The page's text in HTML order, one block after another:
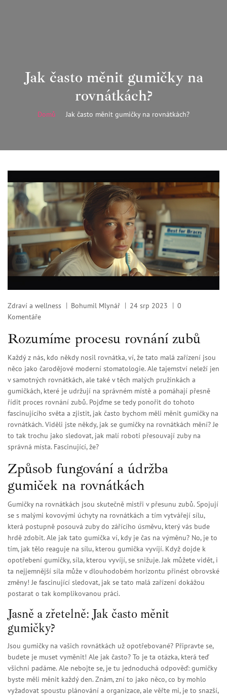
Jak často měnit gumičky na
rovnátkách?
Domů Jak často měnit gumičky na rovnátkách?
Zdraví a wellness Bohumil Mlynář 24 srp 2023
0
Komentáře
Rozumíme procesu rovnání zubů
Každý z nás, kdo někdy nosil rovnátka, ví, že tato malá zařízení jsou
něco jako čarodějové moderní stomatologie. Ale tajemství neleží jen
v samotných rovnátkách, ale také v těch malých pružinkách a
gumičkách, které je udržují na správném místě a pomáhají přesně
řídit proces rovnání zubů. Pojďme se tedy ponořit do tohoto
fascinujícího světa a zjistit, jak často bychom měli měnit gumičky na
rovnátkách. Viděli jste někdy, jak se gumičky na rovnátkách mění? Je
to tak trochu jako sledovat, jak malí roboti přesouvají zuby na
správná místa. Fascinující, že?
Způsob fungování a údržba
gumiček na rovnátkách
Gumičky na rovnátkách jsou skutečně mistři v přesunu zubů. Spojují
se s malými kovovými úchyty na rovnátkách a tím vytvářejí sílu,
která postupně posouvá zuby do zářícího úsměvu, který vás bude
hrdě zdobit. Ale jak tato gumička ví, kdy je čas na výměnu? No, je to
tím, jak tělo reaguje na sílu, kterou gumička vyvíjí. Když dojde k
opotřebení gumičky, síla, kterou vyvíjí, se snižuje. Jak můžete vidět, i
ta nejjemnější síla může v dlouhodobém horizontu přinést obrovské
změny! Je fascinující sledovat, jak se tato malá zařízení dokážou
postarat o tak komplikovanou práci.
Jasně a zřetelně: Jak často měnit
gumičky?
Jsou gumičky na vašich rovnátkách už opotřebované? Připravte se,
budete je muset vyměnit! Ale jak často? To je ta otázka, která teď
všichni padáme. Ale nebojte se, je tu jednoduchá odpověď: gumičky
byste měli měnit každý den. Znám, zní to jako něco, co by mohlo
vyžadovat spoustu plánování a organizace, ale věřte mi, je to snazší,